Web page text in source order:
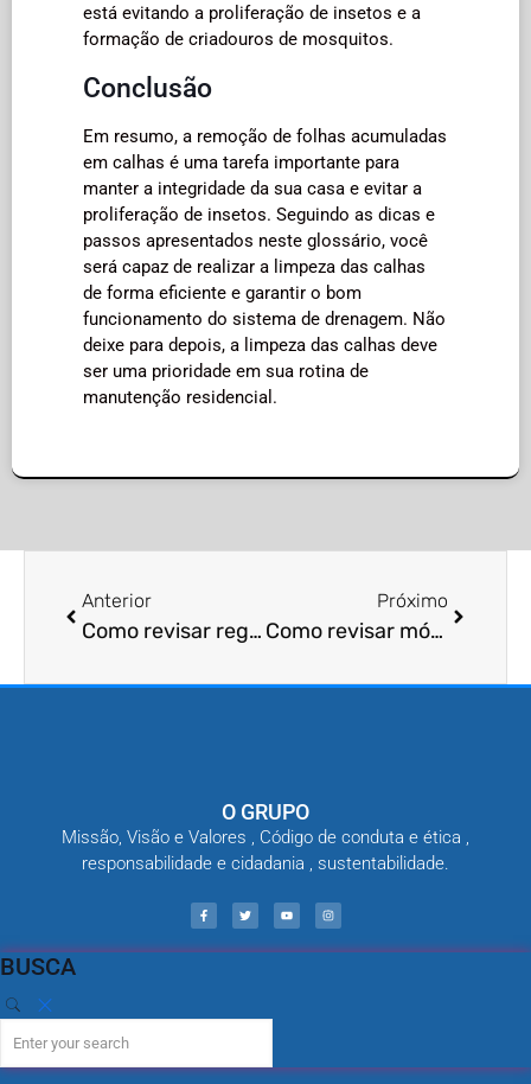
está evitando a proliferação de insetos e a
formação de criadouros de mosquitos.
Conclusão
Em resumo, a remoção de folhas acumuladas
em calhas é uma tarefa importante para
manter a integridade da sua casa e evitar a
proliferação de insetos. Seguindo as dicas e
passos apresentados neste glossário, você
será capaz de realizar a limpeza das calhas
de forma eficiente e garantir o bom
funcionamento do sistema de drenagem. Não
deixe para depois, a limpeza das calhas deve
ser uma prioridade em sua rotina de
manutenção residencial.
Anterior
Como revisar regularmente caixas d’água para garantir que estejam bem vedadas?
Próximo
Como revisar móveis antigos em busca de cupins?
O GRUPO
Missão, Visão e Valores , Código de conduta e ética ,
responsabilidade e cidadania , sustentabilidade.
BUSCA